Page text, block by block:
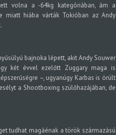
volna a -64kg kategóriában, ám a
miatt hiába várták Tokióban az Andy
bajnoka lépett, akit Andy Souwer
két évvel ezelőtt Zuggary maga is
–, ugyanúgy Karbas is örült
a Shootboxing szülőhazájában, de
tudhat magáénak a török származású